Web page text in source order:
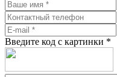
Введите код с картинки *